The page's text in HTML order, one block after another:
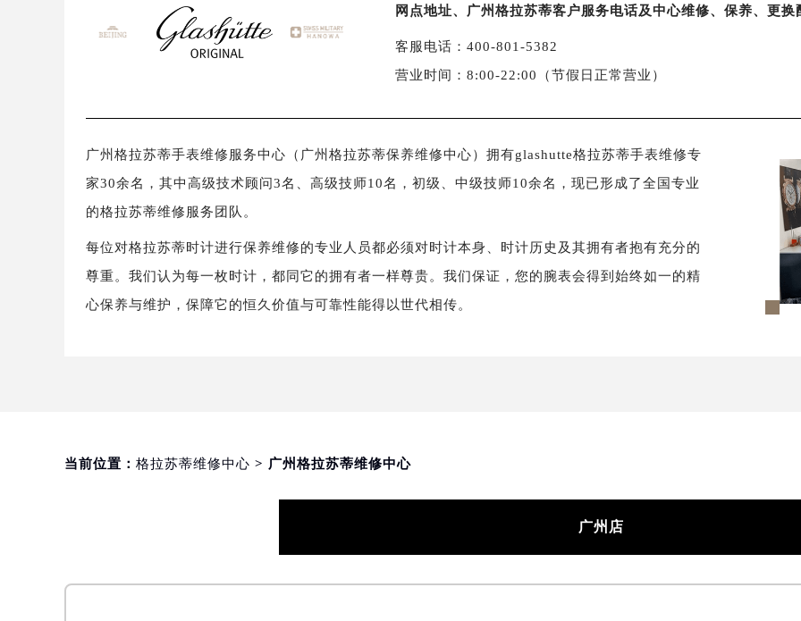
网点地址、广州格拉苏蒂客户服务电话及中心维修、保养、更
客服电话：400-801-5382
营业时间：8:00-22:00（节假日正常营业）
广州格拉苏蒂手表维修服务中心（广州格拉苏蒂保养维修中心）拥有glashutte格拉苏蒂手表维修专
家30余名，其中高级技术顾问3名、高级技师10名，初级、中级技师10余名，现已形成了全国专业
的格拉苏蒂维修服务团队。
每位对格拉苏蒂时计进行保养维修的专业人员都必须对时计本身、时计历史及其拥有者抱有充分的
尊重。我们认为每一枚时计，都同它的拥有者一样尊贵。我们保证，您的腕表会得到始终如一的精
心保养与维护，保障它的恒久价值与可靠性能得以世代相传。
当前位置： 格拉苏蒂维修中心 > 广州格拉苏蒂维修中心
广州店